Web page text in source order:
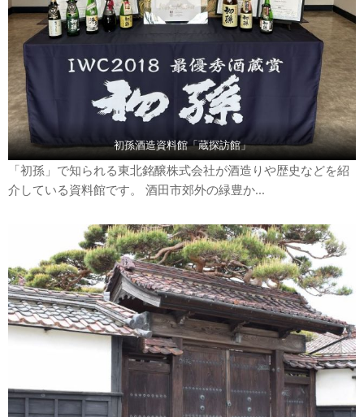
初孫酒造資料館「蔵探訪館」
「初孫」で知られる東北銘醸株式会社が酒造りや歴史などを紹
介している資料館です。 酒田市郊外の緑豊か...